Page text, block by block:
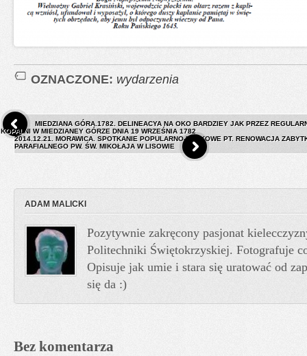
OZNACZONE: wydarzenia
MIEDZIANA GÓRA.1782. DELINEACYA NA OKO BARDZIEY JAK PRZEZ
KOPALNI W MIEDZIANEY GÓRZE DNIA 19 WRZEŚNIA 1782
2014.12.21. MORAWICA. SPOTKANIE POPULARNO-NAUKOWE PT. RENOWACJA
PARAFIALNEGO PW. ŚW. MIKOŁAJA W LISOWIE
ADAM MALICKI
Pozytywnie zakręcony pasjonat
Politechniki Świętokrzyskiej. Fotografuje
Opisuje jak umie i stara się uratować od
się da :)
Bez komentarza